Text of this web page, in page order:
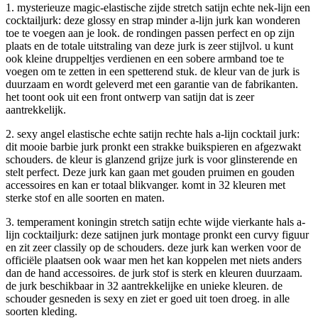
1. mysterieuze magic-elastische zijde stretch satijn echte nek-lijn een
cocktailjurk: deze glossy en strap minder a-lijn jurk kan wonderen
toe te voegen aan je look. de rondingen passen perfect en op zijn
plaats en de totale uitstraling van deze jurk is zeer stijlvol. u kunt
ook kleine druppeltjes verdienen en een sobere armband toe te
voegen om te zetten in een spetterend stuk. de kleur van de jurk is
duurzaam en wordt geleverd met een garantie van de fabrikanten.
het toont ook uit een front ontwerp van satijn dat is zeer
aantrekkelijk.
2. sexy angel elastische echte satijn rechte hals a-lijn cocktail jurk:
dit mooie barbie jurk pronkt een strakke buikspieren en afgezwakt
schouders. de kleur is glanzend grijze jurk is voor glinsterende en
stelt perfect. Deze jurk kan gaan met gouden pruimen en gouden
accessoires en kan er totaal blikvanger. komt in 32 kleuren met
sterke stof en alle soorten en maten.
3. temperament koningin stretch satijn echte wijde vierkante hals a-
lijn cocktailjurk: deze satijnen jurk montage pronkt een curvy figuur
en zit zeer classily op de schouders. deze jurk kan werken voor de
officiële plaatsen ook waar men het kan koppelen met niets anders
dan de hand accessoires. de jurk stof is sterk en kleuren duurzaam.
de jurk beschikbaar in 32 aantrekkelijke en unieke kleuren. de
schouder gesneden is sexy en ziet er goed uit toen droeg. in alle
soorten kleding.